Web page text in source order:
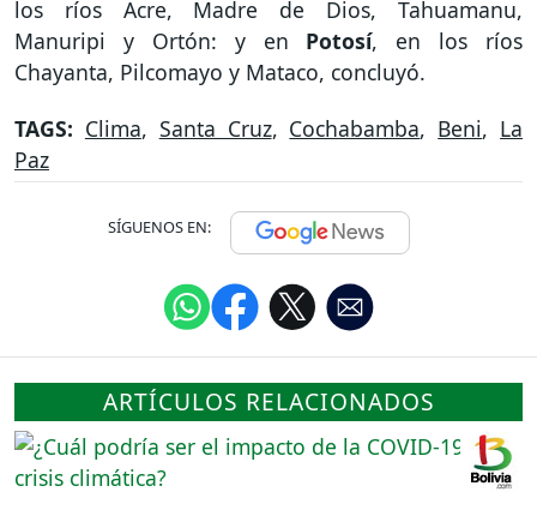
los ríos Acre, Madre de Dios, Tahuamanu,
Manuripi y Ortón: y en Potosí, en los ríos
Chayanta, Pilcomayo y Mataco, concluyó.
TAGS: Clima, Santa Cruz, Cochabamba, Beni, La
Paz
SÍGUENOS EN:
ARTÍCULOS RELACIONADOS